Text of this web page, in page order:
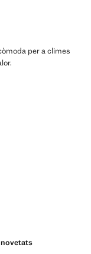
per a climes
novetats